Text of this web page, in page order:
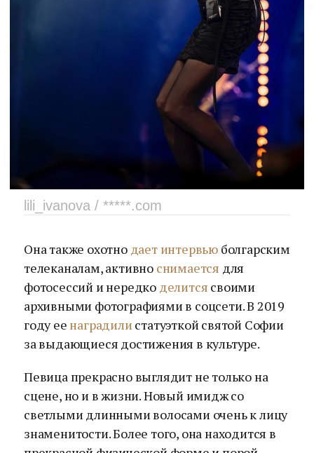
lili_ivanova / *****.com
Она также охотно дает интервью болгарским
телеканалам, активно снимается для
фотосессий и нередко делится своими
архивными фотографиями в соцсети. В 2019
году ее наградили статуэткой святой Софии
за выдающиеся достижения в культуре.
Певица прекрасно выглядит не только на
сцене, но и в жизни. Новый имидж со
светлыми длинными волосами очень к лицу
знаменитости. Более того, она находится в